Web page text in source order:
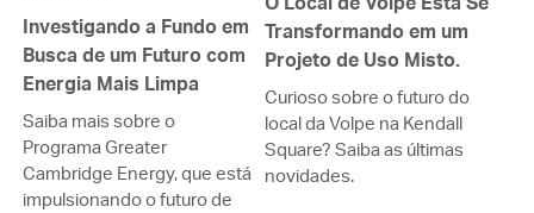
Investigando a Fundo em
Busca de um Futuro com
Energia Mais Limpa
Saiba mais sobre o
Programa Greater
Cambridge Energy, que está
impulsionando o futuro de
Transformando em um
Projeto de Uso Misto.
Curioso sobre o futuro do
local da Volpe na Kendall
Square? Saiba as últimas
novidades.